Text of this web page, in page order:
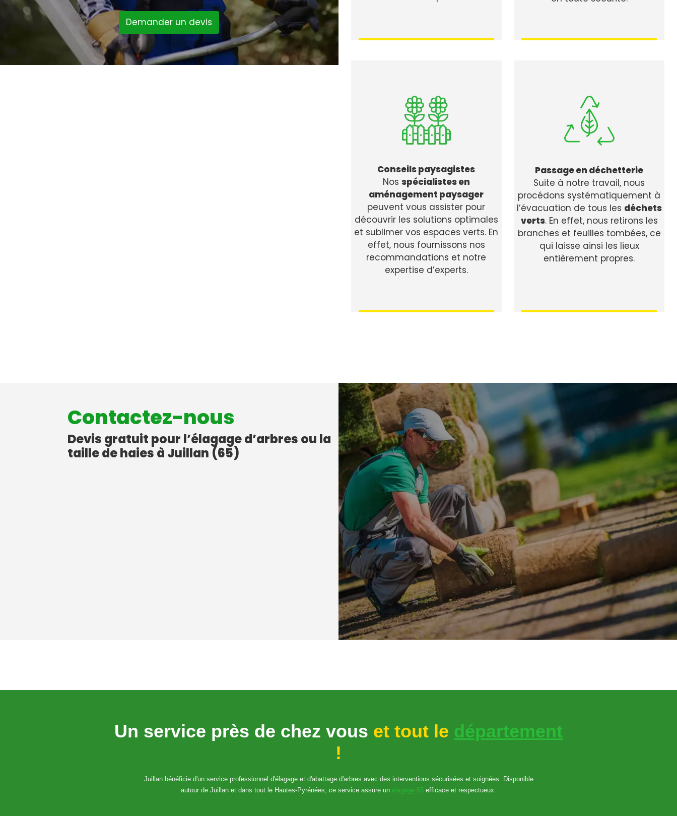
Demander un devis
Conseils paysagistes
Nos spécialistes en
aménagement paysager
peuvent vous assister pour
découvrir les solutions optimales
et sublimer vos espaces verts. En
effet, nous fournissons nos
recommandations et notre
expertise d’experts.
Passage en déchetterie
Suite à notre travail, nous
procédons systématiquement à
l’évacuation de tous les déchets
verts. En effet, nous retirons les
branches et feuilles tombées, ce
qui laisse ainsi les lieux
entièrement propres.
Contactez-nous
Devis gratuit pour l’élagage d’arbres ou la
taille de haies à Juillan (65)
Un service près de chez vous et tout le département
!
Juillan bénéficie d'un service professionnel d'élagage et d'abattage d'arbres avec des interventions sécurisées et soignées. Disponible
autour de Juillan et dans tout le Hautes-Pyrénées, ce service assure un élagage 65 efficace et respectueux.